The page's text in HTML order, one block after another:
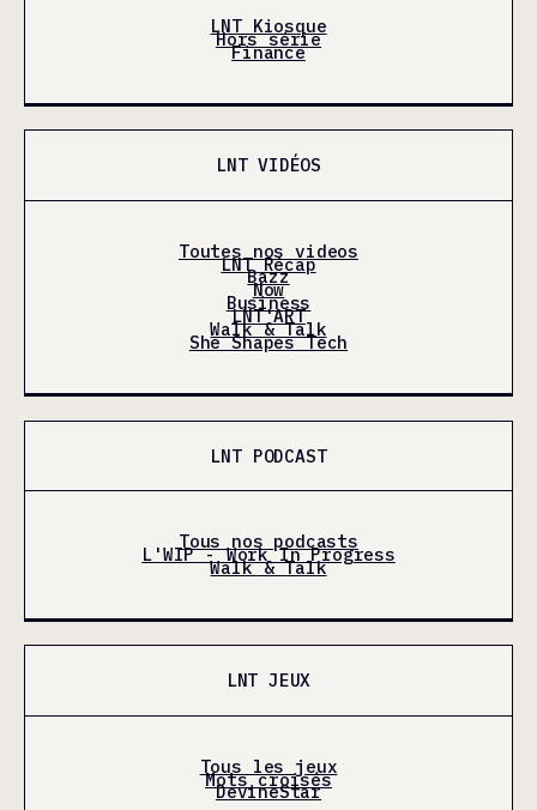
LNT Kiosque
Hors série
Finance
LNT VIDÉOS
Toutes nos videos
LNT Récap
Bazz
Now
Business
LNT'ART
Walk & Talk
She Shapes Tech
LNT PODCAST
Tous nos podcasts
L'WIP - Work In Progress
Walk & Talk
LNT JEUX
Tous les jeux
Mots croisés
DevineStar